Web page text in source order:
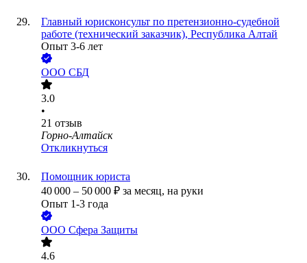
Главный юрисконсульт по претензионно-судебной
работе (технический заказчик), Республика Алтай
Опыт 3-6 лет
ООО СБД
3.0
•
21 отзыв
Горно-Алтайск
Откликнуться
Помощник юриста
40 000 – 50 000 ₽ за месяц, на руки
Опыт 1-3 года
ООО Сфера Защиты
4.6